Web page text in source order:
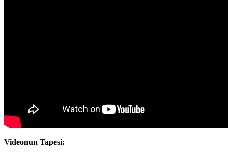
Videonun Tapesi: